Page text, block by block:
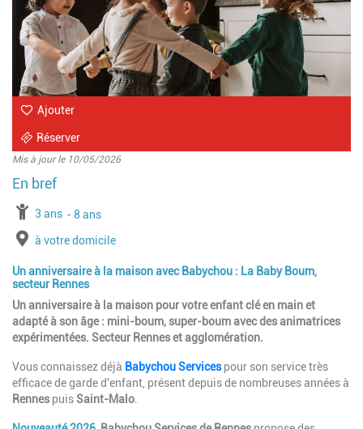
Ajouter
Réserver
Mis à jour le 10/05/2026
à partir de
3 ans jusqu'à l'âge de
8 ans
Lieu
à votre domicile
Un anniversaire à la maison avec Babychou : La Baby Boum,
secteur Rennes
Un anniversaire à la maison pour votre enfant clé en main et
adapté à son âge : mini-boum, super-boum avec des animatrices
expérimentées. Secteur Rennes et agglomération.
Vous connaissez déjà Babychou Servicespour son service très
efficace de garde d'enfant, présent depuis de nombreuses années à
Rennes puis Saint-Malo